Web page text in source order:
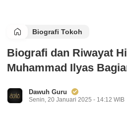
Biografi Tokoh
Biografi dan Riwayat
Muhammad Ilyas
Dawuh Guru
Senin, 20 Januari 2025 - 14:12 WIB